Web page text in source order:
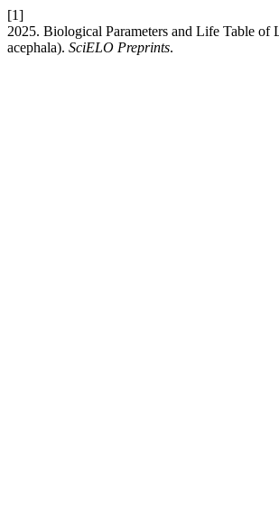
[1]
2025. Biological Parameters and Life Table of
acephala). SciELO Preprints.